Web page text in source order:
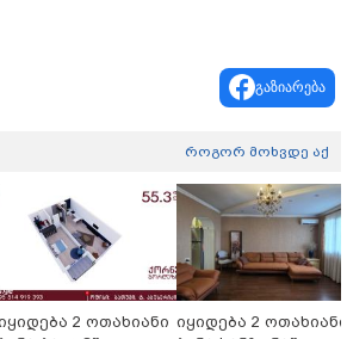
გაზიარება
როგორ მოხვდე აქ
2 ოთახიანი იყიდება 2 ოთახიანი